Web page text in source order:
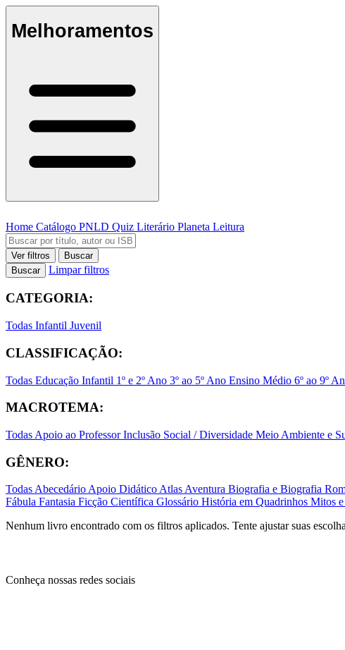
Melhoramentos
Home Catálogo PNLD Quiz Literário Planeta Leitura
Ver filtros
Buscar
Buscar
Limpar filtros
CATEGORIA:
Todas Infantil Juvenil
CLASSIFICAÇÃO:
Todas Educação Infantil 1º e 2º Ano 3º ao 5º Ano Ensino Médio 6º ao 9º
MACROTEMA:
Todas Apoio ao ProfessorInclusão Social / Diversidade Meio Ambiente e
GÊNERO:
TodasAbecedárioApoio DidáticoAtlasAventura Biografia e Biografia
Fábula Fantasia Ficção Científica Glossário História em Quadrinhos Mitos
Nenhum livro encontrado com os filtros aplicados. Tente ajustar suas
Conheça nossas redes sociais